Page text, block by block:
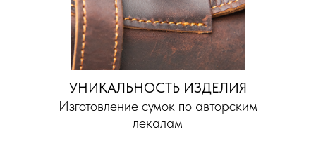
УНИКАЛЬНОСТЬ ИЗДЕЛИЯ
Изготовление сумок по авторским
лекалам